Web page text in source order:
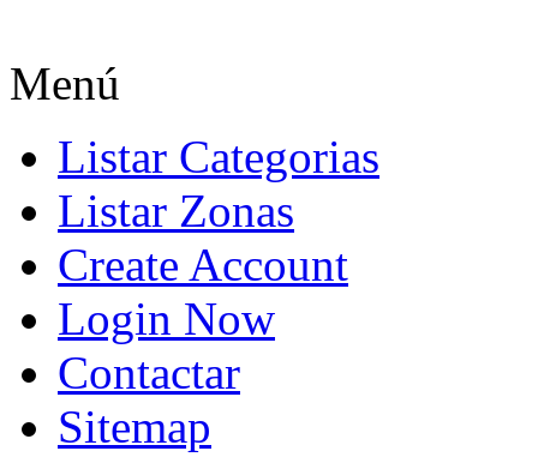
Menú
Listar Categorias
Listar Zonas
Create Account
Login Now
Contactar
Sitemap